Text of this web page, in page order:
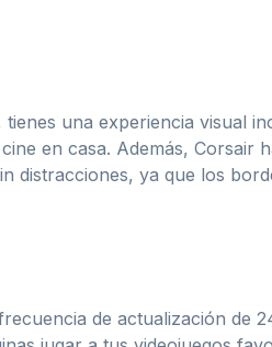
una experiencia visual
en casa. Además, Corsair
distracciones, ya que los
de actualización de